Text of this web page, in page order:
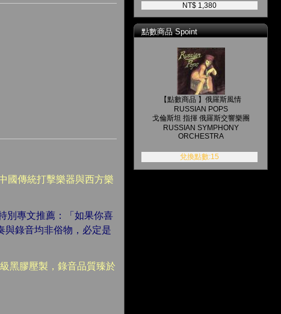
國傳統打擊樂器與西方樂
別專文推薦：「如果你喜
與錄音均非俗物，必定是
黑膠壓製，錄音品質臻於
NT$ 1,380
點數商品 Spoint
【點數商品 】俄羅斯風情
RUSSIAN POPS
戈倫斯坦 指揮 俄羅斯交響樂團
RUSSIAN SYMPHONY
ORCHESTRA
兌換點數:15